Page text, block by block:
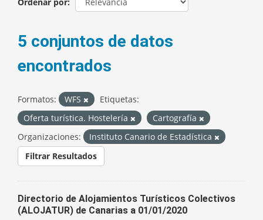
5 conjuntos de datos
encontrados
Formatos: WFS
Etiquetas:
Oferta turística. Hostelería
Cartografía
Organizaciones:
Instituto Canario de Estadística
Filtrar Resultados
Directorio de Alojamientos Turísticos Colectivos
(ALOJATUR) de Canarias a 01/01/2020